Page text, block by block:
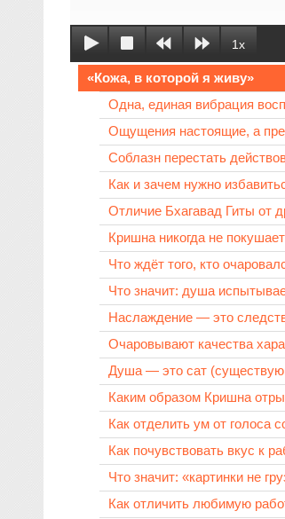
1x
«Кожа, в которой я живу»
Одна, единая вибрация
Ощущения настоящие, а
Соблазн перестать
Как и зачем нужно
Отличие Бхагавад Гиты от
Кришна никогда не
Что ждёт того, кто
Что значит: душа
Наслаждение — это
Очаровывают качества
Душа — это сат
Каким образом Кришна
Как отделить ум от голоса
Как почувствовать вкус к
Что значит: «картинки не
Как отличить любимую